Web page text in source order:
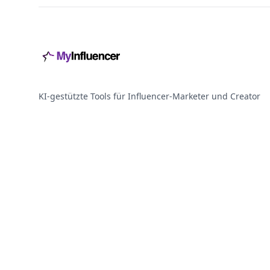
KI-gestützte Tools für Influencer-Marketer und Creator